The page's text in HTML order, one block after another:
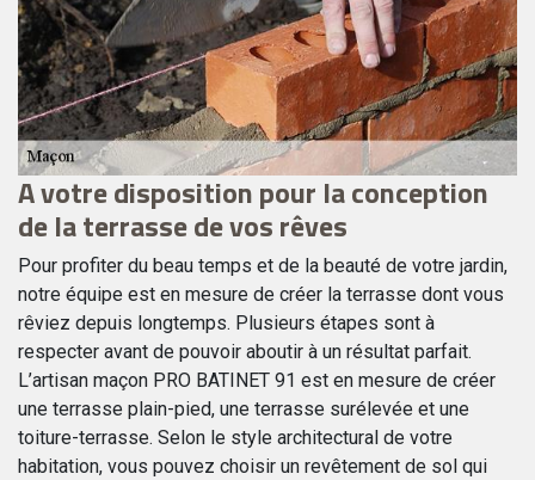
A votre disposition pour la conception
de la terrasse de vos rêves
Pour profiter du beau temps et de la beauté de votre jardin,
notre équipe est en mesure de créer la terrasse dont vous
rêviez depuis longtemps. Plusieurs étapes sont à
respecter avant de pouvoir aboutir à un résultat parfait.
L’artisan maçon PRO BATINET 91 est en mesure de créer
une terrasse plain-pied, une terrasse surélevée et une
toiture-terrasse. Selon le style architectural de votre
habitation, vous pouvez choisir un revêtement de sol qui